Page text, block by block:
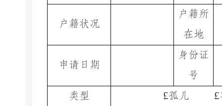
户籍状况
户籍所
在地
申请日期
身份证
号
类型
£孤儿 £